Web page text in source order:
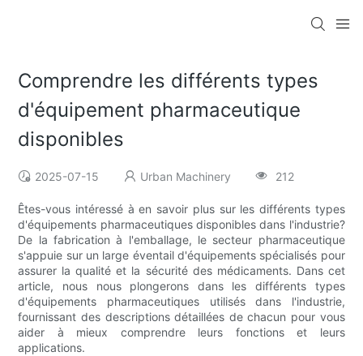
Comprendre les différents types
d'équipement pharmaceutique
disponibles
2025-07-15 Urban Machinery 212
Êtes-vous intéressé à en savoir plus sur les différents types
d'équipements pharmaceutiques disponibles dans l'industrie?
De la fabrication à l'emballage, le secteur pharmaceutique
s'appuie sur un large éventail d'équipements spécialisés pour
assurer la qualité et la sécurité des médicaments. Dans cet
article, nous nous plongerons dans les différents types
d'équipements pharmaceutiques utilisés dans l'industrie,
fournissant des descriptions détaillées de chacun pour vous
aider à mieux comprendre leurs fonctions et leurs
applications.